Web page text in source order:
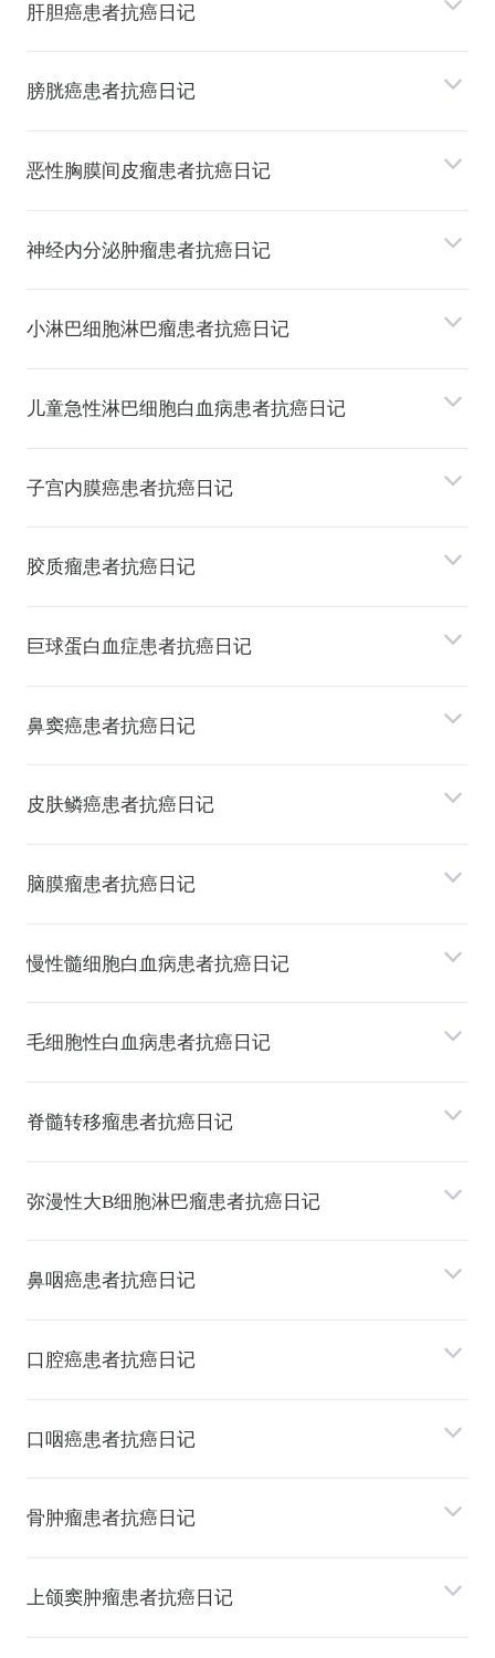
肝胆癌患者抗癌日记
膀胱癌患者抗癌日记
恶性胸膜间⽪瘤患者抗癌日记
神经内分泌肿瘤患者抗癌日记
⼩淋巴细胞淋巴瘤患者抗癌日记
⼉童急性淋巴细胞⽩⾎病患者抗癌日记
⼦宫内膜癌患者抗癌日记
胶质瘤患者抗癌日记
巨球蛋⽩⾎症患者抗癌日记
⿐窦癌患者抗癌日记
⽪肤鳞癌患者抗癌日记
脑膜瘤患者抗癌日记
慢性髓细胞⽩⾎病患者抗癌日记
⽑细胞性⽩⾎病患者抗癌日记
脊髓转移瘤患者抗癌日记
弥漫性⼤B细胞淋巴瘤患者抗癌日记
⿐咽癌患者抗癌日记
⼝腔癌患者抗癌日记
⼝咽癌患者抗癌日记
⻣肿瘤患者抗癌日记
上颌窦肿瘤患者抗癌日记